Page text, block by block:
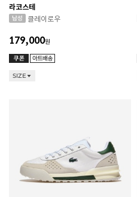
라코스테
클레이로우
179,000원
SIZE